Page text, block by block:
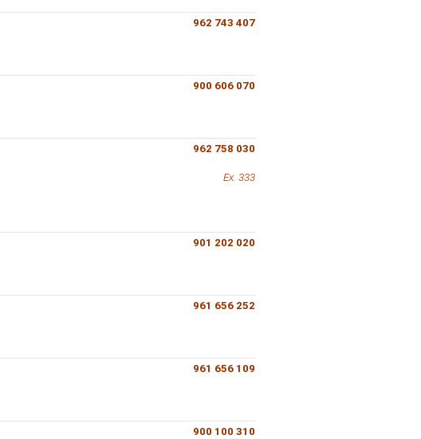
962 743 407
900 606 070
962 758 030
Ex. 333
901 202 020
961 656 252
961 656 109
900 100 310